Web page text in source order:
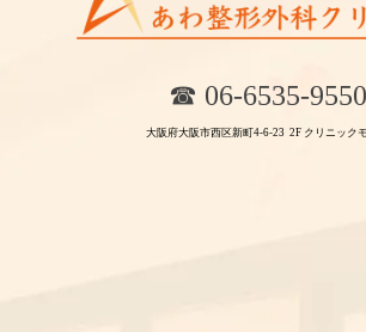
☎︎ 06-6535-9550
大阪府大阪市西区新町4-6-23 2F クリニック